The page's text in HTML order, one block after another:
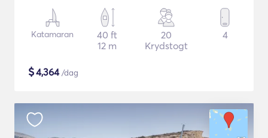
Katamaran
40 ft
12 m
20
Krydstogt
4
$4,364/dag